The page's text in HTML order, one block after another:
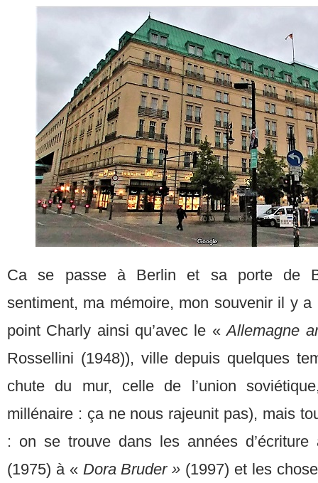
Ca se passe à Berlin et sa porte de
sentiment, ma mémoire, mon souvenir il y
point Charly ainsi qu’avec le «Allemagne
Rossellini (1948)), ville depuis quelques
chute du mur, celle de l’union
millénaire : ça ne nous rajeunit pas), mais
: on se trouve dans les années
(1975) à « Dora Bruder » (1997) et les